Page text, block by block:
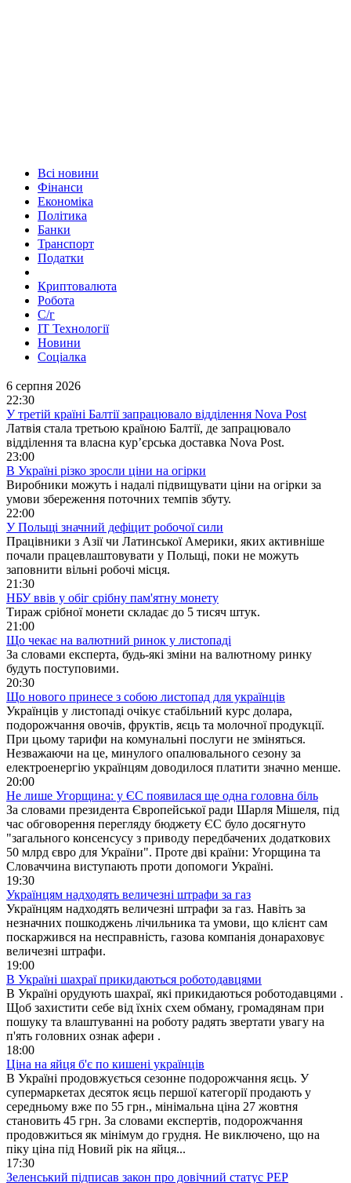
Всі новини
Фінанси
Економіка
Політика
Банки
Транспорт
Податки
Криптовалюта
Робота
С/г
ІТ Технології
Новини
Соціалка
6 серпня 2026
22:30
У третій країні Балтії запрацювало відділення Nova Post
Латвія стала третьою країною Балтії, де запрацювало
відділення та власна кур’єрська доставка Nova Post.
23:00
В Україні різко зросли ціни на огірки
Виробники можуть і надалі підвищувати ціни на огірки за
умови збереження поточних темпів збуту.
22:00
У Польщі значний дефіцит робочої сили
Працівники з Азії чи Латинської Америки, яких активніше
почали працевлаштовувати у Польщі, поки не можуть
заповнити вільні робочі місця.
21:30
НБУ ввів у обіг срібну пам'ятну монету
Тираж срібної монети складає до 5 тисяч штук.
21:00
Що чекає на валютний ринок у листопаді
За словами експерта, будь-які зміни на валютному ринку
будуть поступовими.
20:30
Що нового принесе з собою листопад для українців
Українців у листопаді очікує стабільний курс долара,
подорожчання овочів, фруктів, яєць та молочної продукції.
При цьому тарифи на комунальні послуги не зміняться.
Незважаючи на це, минулого опалювального сезону за
електроенергію українцям доводилося платити значно менше.
20:00
Не лише Угорщина: у ЄС появилася ще одна головна біль
За словами президента Європейської ради Шарля Мішеля, під
час обговорення перегляду бюджету ЄС було досягнуто
"загального консенсусу з приводу передбачених додаткових
50 млрд євро для України". Проте дві країни: Угорщина та
Словаччина виступають проти допомоги Україні.
19:30
Українцям надходять величезні штрафи за газ
Українцям надходять величезні штрафи за газ. Навіть за
незначних пошкоджень лічильника та умови, що клієнт сам
поскаржився на несправність, газова компанія донараховує
величезні штрафи.
19:00
В Україні шахраї прикидаються роботодавцями
В Україні орудують шахраї, які прикидаються роботодавцями .
Щоб захистити себе від їхніх схем обману, громадянам при
пошуку та влаштуванні на роботу радять звертати увагу на
п'ять головних ознак афери .
18:00
Ціна на яйця б'є по кишені українців
В Україні продовжується сезонне подорожчання яєць. У
супермаркетах десяток яєць першої категорії продають у
середньому вже по 55 грн., мінімальна ціна 27 жовтня
становить 45 грн. За словами експертів, подорожчання
продовжиться як мінімум до грудня. Не виключено, що на
піку ціна під Новий рік на яйця...
17:30
Зеленський підписав закон про довічний статус РЕР